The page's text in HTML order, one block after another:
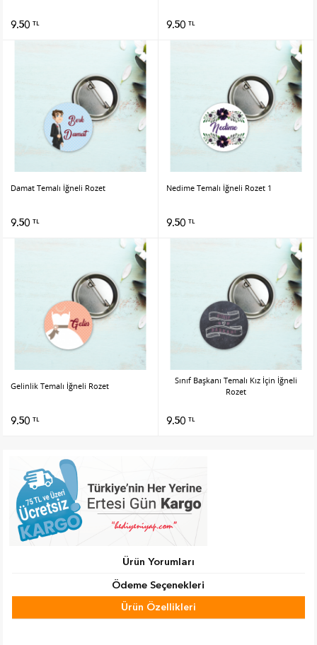
9.50 TL 9.50 TL
Damat Temalı İğneli Rozet
9.50 TL
Nedime Temalı İğneli Rozet 1
9.50 TL
Gelinlik Temalı İğneli Rozet
9.50 TL
Sınıf Başkanı Temalı Kız İçin İğneli
Rozet
9.50 TL
Ürün Özellikleri
Ürün Yorumları
Ödeme Seçenekleri
Tab Başlık 2